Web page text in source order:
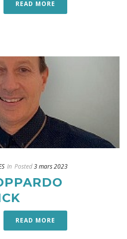
READ MORE
In Posted3 mars 2023
READ MORE